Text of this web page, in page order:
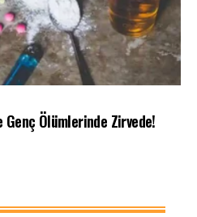
Ölümlerinde Zirvede!